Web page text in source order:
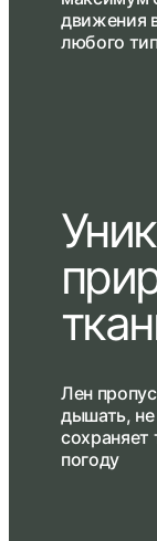
движения
любого
Лен
дышать, не
сохраняет
погоду